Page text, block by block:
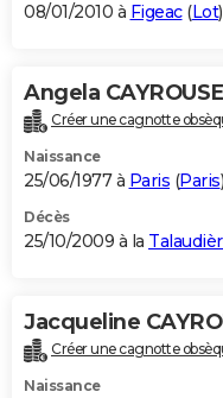
08/01/2010 à Figeac(Lot)
Angela CAYROUSE
Créer une cagnotte
Naissance
25/06/1977 à Paris (Paris)
Décès
25/10/2009 à la
Jacqueline
Créer une cagnotte
Naissance